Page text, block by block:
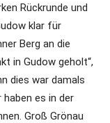
Rückrunde und
klar für
Berg an die
in Gudow geholt“,
dies war damals
haben es in der
Groß Grönau